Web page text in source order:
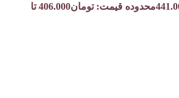
محدوده قیمت: تومان406.000 تا